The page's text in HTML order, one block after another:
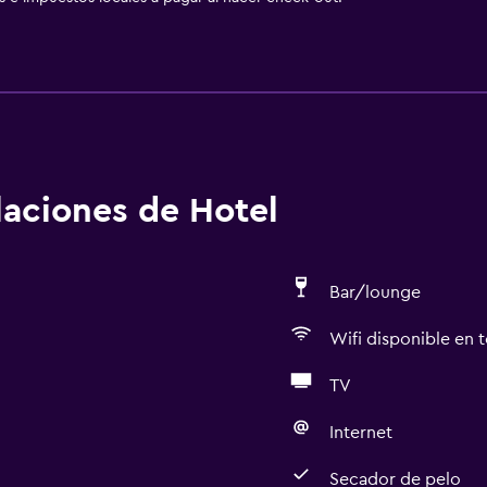
de Hotel
Bar/lounge
Wifi disponible en
TV
Internet
Secador de pelo